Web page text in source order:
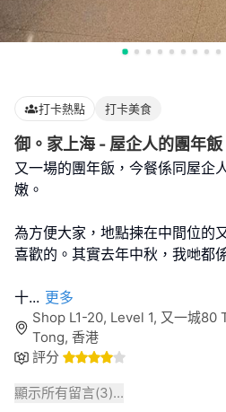
打卡熱點 打卡美食
御。家上海 - 屋企人的團年飯
又一場的團年飯，今餐係同屋企
嫩。
為方便大家，地點揀在中間位的
喜歡的。其實去年中秋，我哋都
十... 更多
Shop L1-20, Level 1, 又一城80
Tong, 香港
評分
顯示所有留言(3)...